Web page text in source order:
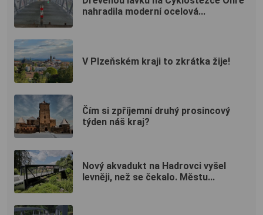
nahradila moderní ocelová...
V Plzeňském kraji to zkrátka žije!
Čím si zpříjemní druhý prosincový
týden náš kraj?
Nový akvadukt na Hadrovci vyšel
levněji, než se čekalo. Městu...